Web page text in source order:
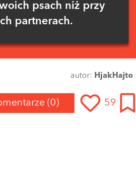
psach niż przy
partnerach.
autor: HjakHajto
(0) 59